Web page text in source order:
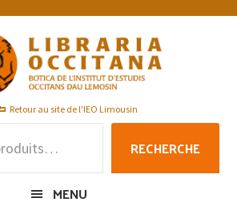
Retour au site de l'IEO Limousin
pour :
RECHERCHE
MENU